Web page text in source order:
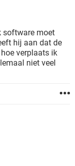
software moet
hij aan dat de
verplaats ik
niet veel